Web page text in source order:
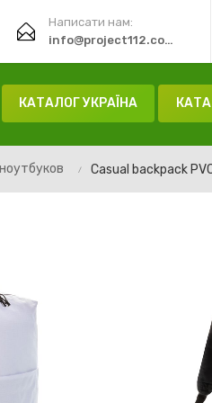
Написати нам:
info@project112.com.ua
КАТАЛОГ УКРАЇНА
Casual backpack